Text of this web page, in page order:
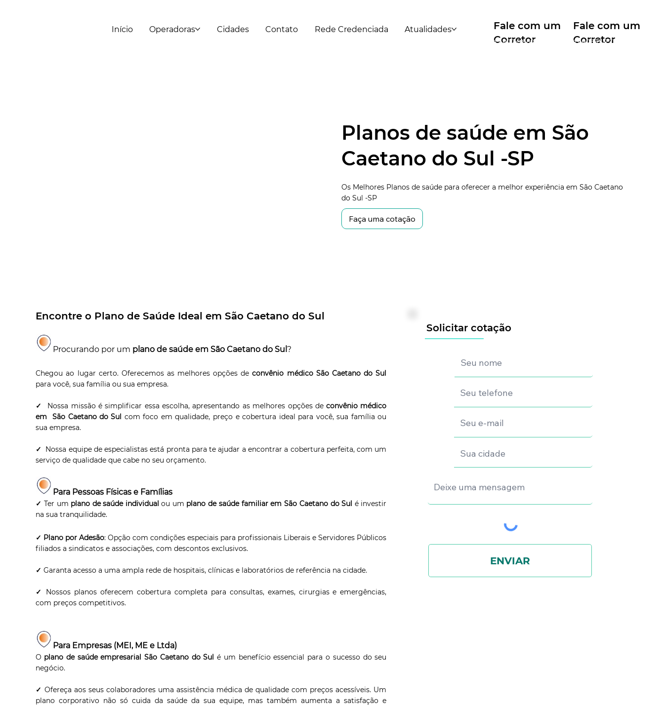
Início Operadoras Cidades Contato Rede Credenciada Atualidades
Fale com um
Corretor
11 99553-7374
Fale com um
Corretor
12 99740-6958
Planos de saúde em São
Caetano do Sul -SP
Os Melhores Planos de saúde para oferecer a melhor experiência em São Caetano
do Sul -SP
Faça uma cotação
Encontre o Plano de Saúde Ideal em São Caetano do Sul
Procurando por um plano de saúde em São Caetano do Sul?
Chegou ao lugar certo. Oferecemos as melhores opções deconvênio médico São Caetano do Sul
para você, sua família ou sua empresa.
✓ Nossa missão é simplificar essa escolha, apresentando as melhores opções deconvênio médico
em São Caetano do Sul com foco em qualidade, preço e cobertura ideal para você, sua família ou
sua empresa.
✓ Nossa equipe de especialistas está pronta para te ajudar a encontrar a cobertura perfeita, com um
serviço de qualidade que cabe no seu orçamento.
Para Pessoas Físicas e Famílias
✓Ter um plano de saúde individualou um plano de saúde familiar em São Caetano do Sul é investir
na sua tranquilidade.
✓ Plano por Adesão: Opção com condições especiais para profissionais Liberais e Servidores Públicos
filiados a sindicatos e associações, com descontos exclusivos.
✓Garanta acesso a uma ampla rede de hospitais, clínicas e laboratórios de referência na cidade.
✓ Nossos planos oferecem cobertura completa para consultas, exames, cirurgias e emergências,
com preços competitivos.
Para Empresas (MEI, ME e Ltda)
O plano de saúde empresarial São Caetano do Sul é um benefício essencial para o sucesso do seu
negócio.
✓Ofereça aos seus colaboradores uma assistência médica de qualidade com preços acessíveis. Um
plano corporativo não só cuida da saúde da sua equipe, mas também aumenta a satisfação e
Solicitar cotação
ENVIAR